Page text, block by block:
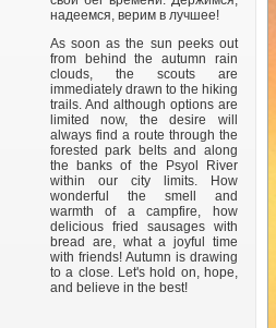
надеемся, верим в лучшее!
As soon as the sun peeks out
from behind the autumn rain
clouds, the scouts are
immediately drawn to the hiking
trails. And although options are
limited now, the desire will
always find a route through the
forested park belts and along
the banks of the Psyol River
within our city limits. How
wonderful the smell and
warmth of a campfire, how
delicious fried sausages with
bread are, what a joyful time
with friends! Autumn is drawing
to a close. Let's hold on, hope,
and believe in the best!